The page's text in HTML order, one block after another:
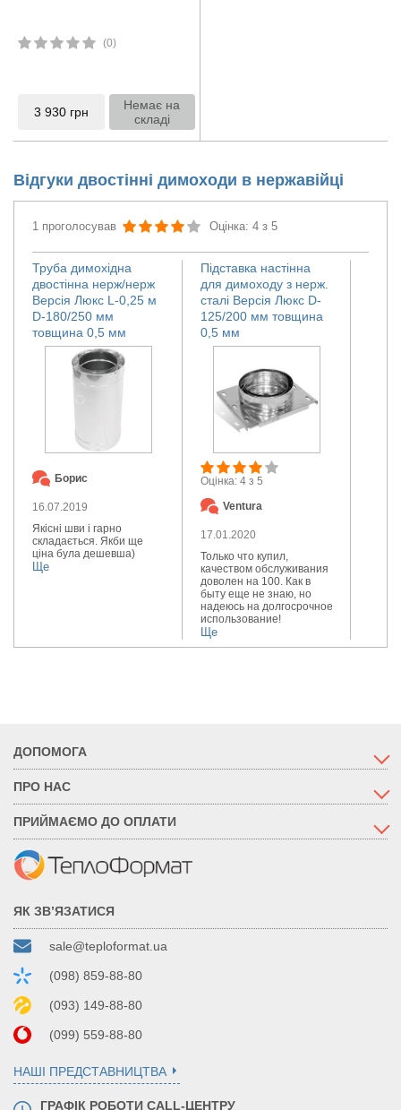
(0)
3 930 грн
Немає на
складі
Відгуки двостінні димоходи в нержавійці
1 проголосував Оцінка: 4 з 5
Труба димохідна
двостінна нерж/нерж
Версія Люкс L-0,25 м
D-180/250 мм
товщина 0,5 мм
Борис
16.07.2019
Якісні шви і гарно
складається. Якби ще
ціна була дешевша)
Ще
Підставка настінна
для димоходу з нерж.
сталі Версія Люкс D-
125/200 мм товщина
0,5 мм
Оцінка: 4 з 5
Ventura
17.01.2020
Только что купил,
качеством обслуживания
доволен на 100. Как в
быту еще не знаю, но
надеюсь на долгосрочное
использование!
Ще
ДОПОМОГА
ПРО НАС
ПРИЙМАЄМО ДО ОПЛАТИ
ЯК ЗВ’ЯЗАТИСЯ
sale@teploformat.ua
(098) 859-88-80
(093) 149-88-80
(099) 559-88-80
НАШІ ПРЕДСТАВНИЦТВА
ГРАФІК РОБОТИ CALL-ЦЕНТРУ